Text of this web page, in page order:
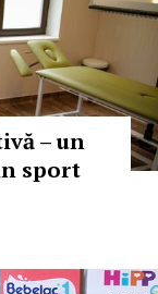
– un
sport